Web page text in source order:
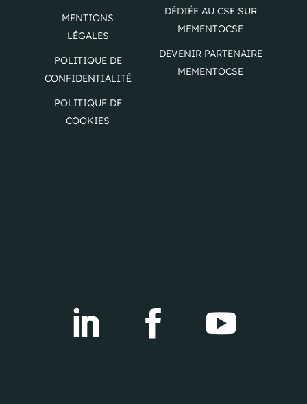
MENTIONS
LÉGALES
POLITIQUE DE
CONFIDENTIALITÉ
POLITIQUE DE
COOKIES
DÉDIÉE AU CSE SUR
MEMENTOCSE
DEVENIR PARTENAIRE
MEMENTOCSE
  